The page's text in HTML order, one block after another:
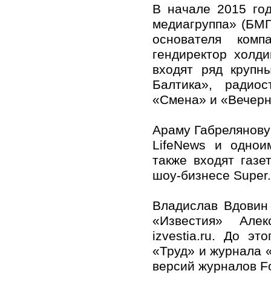
В начале 2015
медиагруппа»
основателя
гендиректор
входят ряд
Балтика»,
«Смена» и
Араму
LifeNews и
также входят
шоу-бизнесе
Владислав Вдовин
«Известия»
izvestia.ru. До
«Труд» и журнала
версий журналов